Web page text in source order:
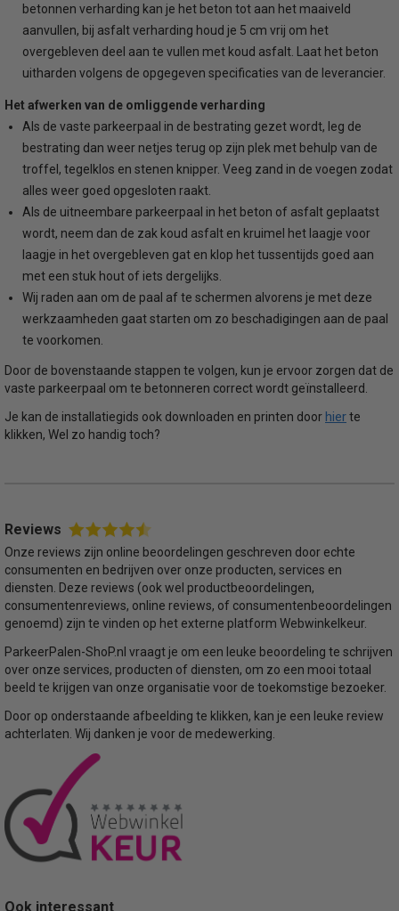
betonnen verharding kan je het beton tot aan het maaiveld
aanvullen, bij asfalt verharding houd je 5 cm vrij om het
overgebleven deel aan te vullen met koud asfalt. Laat het beton
uitharden volgens de opgegeven specificaties van de leverancier.
Het afwerken van de omliggende verharding
Als de vaste parkeerpaal in de bestrating gezet wordt, leg de
bestrating dan weer netjes terug op zijn plek met behulp van de
troffel, tegelklos en stenen knipper. Veeg zand in de voegen zodat
alles weer goed opgesloten raakt.
Als de uitneembare parkeerpaal in het beton of asfalt geplaatst
wordt, neem dan de zak koud asfalt en kruimel het laagje voor
laagje in het overgebleven gat en klop het tussentijds goed aan
met een stuk hout of iets dergelijks.
Wij raden aan om de paal af te schermen alvorens je met deze
werkzaamheden gaat starten om zo beschadigingen aan de paal
te voorkomen.
Door de bovenstaande stappen te volgen, kun je ervoor zorgen dat de
vaste parkeerpaal om te betonneren correct wordt geïnstalleerd.
Je kan de installatiegids ook downloaden en printen doorhierte
klikken, Wel zo handig toch?
Reviews
Onze reviews zijn online beoordelingen geschreven door echte
consumenten en bedrijven over onze producten, services en
diensten. Deze reviews (ook wel productbeoordelingen,
consumentenreviews, online reviews, of consumentenbeoordelingen
genoemd) zijn te vinden op het externe platform Webwinkelkeur.
ParkeerPalen-ShoP.nl vraagt je om een leuke beoordeling te schrijven
over onze services, producten of diensten, om zo een mooi totaal
beeld te krijgen van onze organisatie voor de toekomstige bezoeker.
Door op onderstaande afbeelding te klikken, kan je een leuke review
achterlaten. Wij danken je voor de medewerking.
Ook interessant